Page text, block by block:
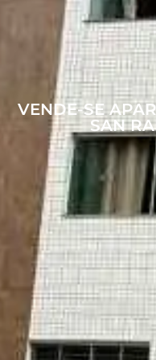
VENDE-SE
SAN